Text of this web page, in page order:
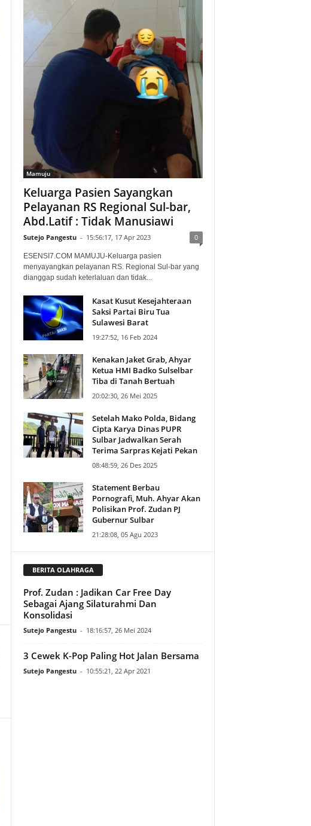
Mamuju
Keluarga Pasien Sayangkan
Pelayanan RS Regional Sul-bar,
Abd.Latif : Tidak Manusiawi
Sutejo Pangestu - 15:56:17, 17 Apr 2023 0
ESENSI7.COM MAMUJU-Keluarga pasien
menyayangkan pelayanan RS. Regional Sul-bar yang
dianggap sudah keterlaluan dan tidak...
Kasat Kusut Kesejahteraan
Saksi Partai Biru Tua
Sulawesi Barat
19:27:52, 16 Feb 2024
Kenakan Jaket Grab, Ahyar
Ketua HMI Badko Sulselbar
Tiba di Tanah Bertuah
20:02:30, 26 Mei 2025
Setelah Mako Polda, Bidang
Cipta Karya Dinas PUPR
Sulbar Jadwalkan Serah
Terima Sarpras Kejati Pekan
08:48:59, 26 Des 2025
Statement Berbau
Pornografi, Muh. Ahyar Akan
Polisikan Prof. Zudan PJ
Gubernur Sulbar
21:28:08, 05 Agu 2023
BERITA OLAHRAGA
Prof. Zudan : Jadikan Car Free Day
Sebagai Ajang Silaturahmi Dan
Konsolidasi
Sutejo Pangestu - 18:16:57, 26 Mei 2024
3 Cewek K-Pop Paling Hot Jalan Bersama
Sutejo Pangestu - 10:55:21, 22 Apr 2021